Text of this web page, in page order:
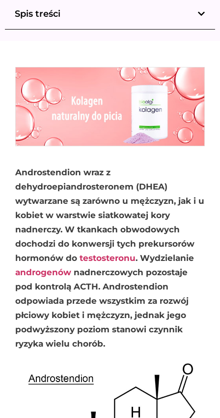
Spis treści
Androstendion wraz z
dehydroepiandrosteronem (DHEA)
wytwarzane są zarówno u mężczyzn, jak i u
kobiet w warstwie siatkowatej kory
nadnerczy. W tkankach obwodowych
dochodzi do konwersji tych prekursorów
hormonów dotestosteronu. Wydzielanie
androgenów nadnerczowych pozostaje
pod kontrolą ACTH. Androstendion
odpowiada przede wszystkim za rozwój
płciowy kobiet i mężczyzn, jednak jego
podwyższony poziom stanowi czynnik
ryzyka wielu chorób.